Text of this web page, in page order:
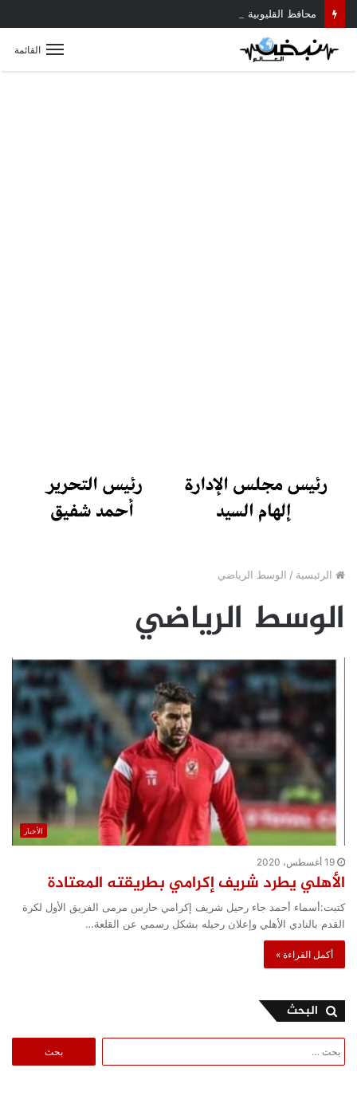
القائمة
الرئيسية / الوسط الرياضي
الوسط الرياضي
الأخبار
19 أغسطس، 2020
الأهلي يطرد شريف إكرامي بطريقته المعتادة
كتبت:أسماء أحمد جاء رحيل شريف إكرامي حارس مرمى الفريق الأول لكرة
القدم بالنادي الأهلي وإعلان رحيله بشكل رسمي عن القلعة…
أكمل القراءة »
البحث
عن: